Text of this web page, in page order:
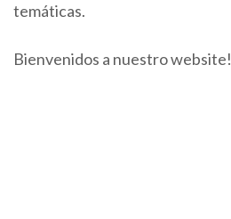
temáticas.
Bienvenidos a nuestro website!